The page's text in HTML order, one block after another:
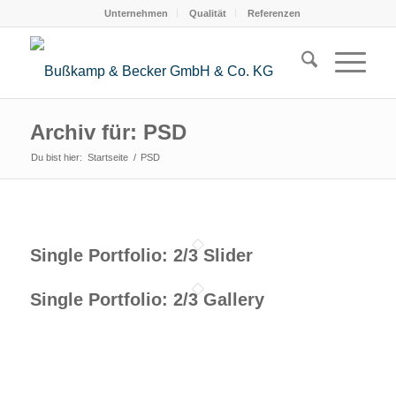
Unternehmen Qualität Referenzen
Archiv für: PSD
Du bist hier: Startseite / PSD
Single Portfolio: 2/3 Slider
Single Portfolio: 2/3 Gallery